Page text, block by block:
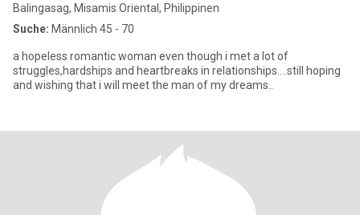
Balingasag, Misamis Oriental, Philippinen
Suche: Männlich 45 - 70
a hopeless romantic woman even though i met a lot of
struggles,hardships and heartbreaks in relationships....still hoping
and wishing that i will meet the man of my dreams..